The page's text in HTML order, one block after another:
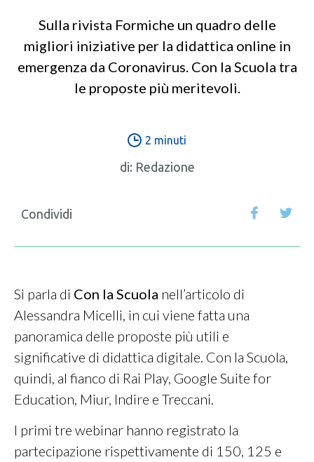
Sulla rivista Formiche un quadro delle
migliori iniziative per la didattica online in
emergenza da Coronavirus. Con la Scuola tra
le proposte più meritevoli.
2 minuti
di: Redazione
Condividi
Si parla di Con la Scuola nell’articolo di
Alessandra Micelli, in cui viene fatta una
panoramica delle proposte più utili e
significative di didattica digitale. Con la Scuola,
quindi, al fianco di Rai Play, Google Suite for
Education, Miur, Indire e Treccani.
I primi tre webinar hanno registrato la
partecipazione rispettivamente di 150, 125 e